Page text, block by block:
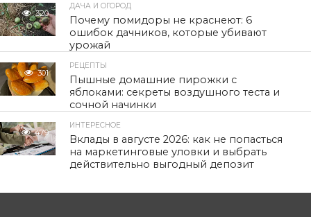
320
ДАЧА И ОГОРОД
Почему помидоры не краснеют: 6
ошибок дачников, которые убивают
урожай
301
РЕЦЕПТЫ
Пышные домашние пирожки с
яблоками: секреты воздушного теста и
сочной начинки
479
ИНТЕРЕСНОЕ
Вклады в августе 2026: как не попасться
на маркетинговые уловки и выбрать
действительно выгодный депозит